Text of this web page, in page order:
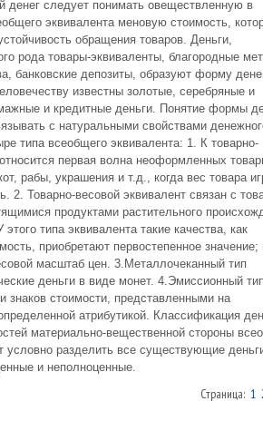
денег следует понимать овеществленную в
эквивалента меновую стоимость,
обращения товаров. Деньги,
рода товары-эквиваленты, благородные
банковские депозиты, образуют форму
известны золотые, серебряные и
и кредитные деньги. Понятие формы
с натуральными свойствами
типа всеобщего эквивалента: 1. К товарно-
первая волна неоформленных
рабы, украшения и т.д., когда вес товара
2. Товарно-весовой эквивалент связан с
продуктами растительного
типа эквивалента такие качества, как
приобретают первостепенное значение;
масштаб цен. 3.Металлочеканный тип
деньги в виде монет. 4.Эмиссионный
знаков стоимости, представленными на
атрибутикой. Классификация
материально-вещественной стороны
условно разделить все существующие
и неполноценные.
Страница: 1